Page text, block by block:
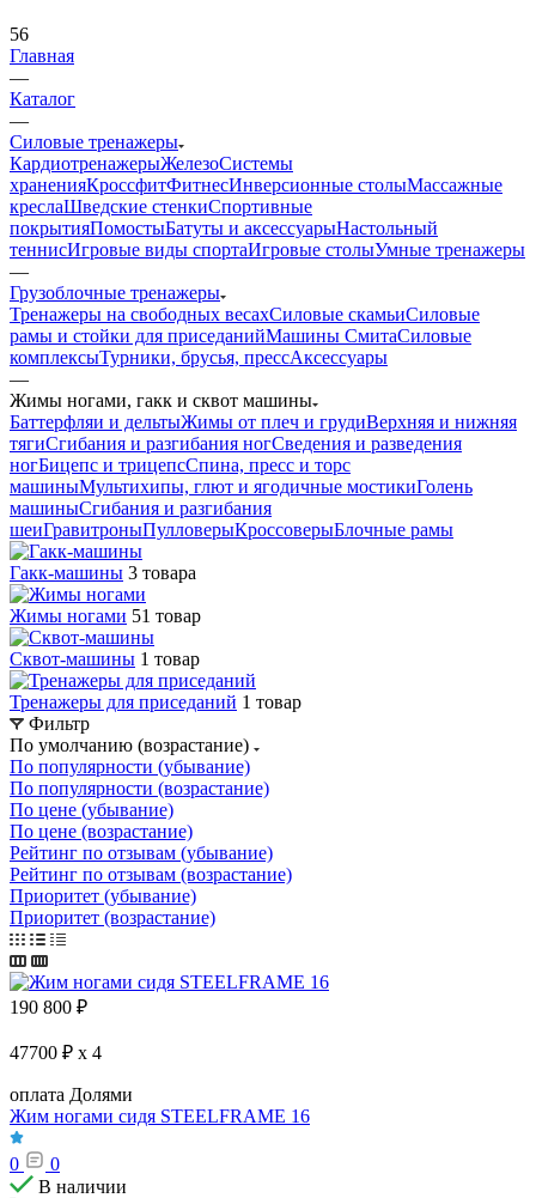
56
Главная
—
Каталог
—
Силовые тренажеры
КардиотренажерыЖелезоСистемы
храненияКроссфитФитнесИнверсионные столыМассажные
креслаШведские стенкиСпортивные
покрытияПомостыБатуты и аксессуарыНастольный
теннисИгровые виды спортаИгровые столыУмные тренажеры
—
Грузоблочные тренажеры
Тренажеры на свободных весахСиловые скамьиСиловые
рамы и стойки для приседанийМашины СмитаСиловые
комплексыТурники, брусья, прессАксессуары
—
Жимы ногами, гакк и сквот машины
Баттерфляи и дельтыЖимы от плеч и грудиВерхняя и нижняя
тягиСгибания и разгибания ногСведения и разведения
ногБицепс и трицепсСпина, пресс и торс
машиныМультихипы, глют и ягодичные мостикиГолень
машиныСгибания и разгибания
шеиГравитроныПулловерыКроссоверыБлочные рамы
Гакк-машины 3 товара
Жимы ногами 51 товар
Сквот-машины 1 товар
Тренажеры для приседаний 1 товар
Фильтр
По умолчанию (возрастание)
По популярности (убывание)
По популярности (возрастание)
По цене (убывание)
По цене (возрастание)
Рейтинг по отзывам (убывание)
Рейтинг по отзывам (возрастание)
Приоритет (убывание)
Приоритет (возрастание)
190 800 ₽
47700 ₽ x 4
оплата Долями
Жим ногами сидя STEELFRAME 16
0
0
В наличии